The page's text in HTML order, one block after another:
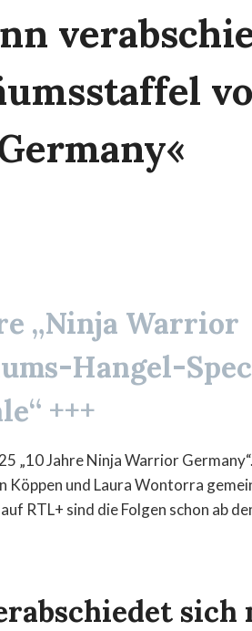
„Ninja Warrior
Hangel-
+++
„10 Jahre Ninja Warrior
Köppen und Laura Wontorra
RTL+ sind die Folgen schon ab
sich